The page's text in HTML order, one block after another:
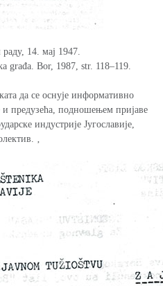
14. мај 1947.
građa. Bor, 1987, str. 118–119.
да се оснује информативно
предузећа, подношењем пријаве
индустрије Југославије,
‚